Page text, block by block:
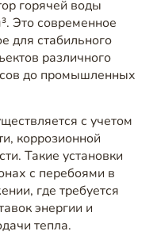
горячей воды
Это современное
для стабильного
различного
до промышленных
с учетом
коррозионной
Такие установки
с перебоями в
где требуется
энергии и
тепла.